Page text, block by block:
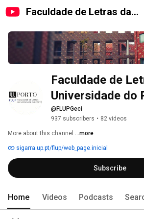
Faculdade de Letras da
Faculdade de
Universidade do
@FLUPGeci
937 subscribers • 82 videos
More about this channel ...more
sigarra.up.pt/flup/web_page.inicial
Subscribe
Home Videos Podcasts